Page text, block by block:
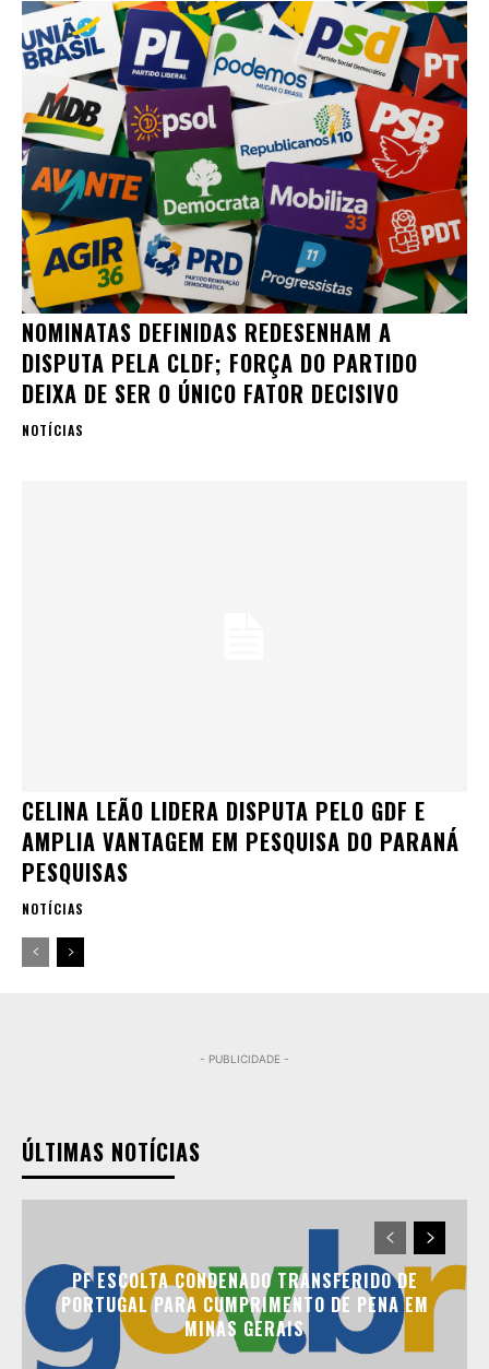
NOMINATAS DEFINIDAS REDESENHAM A
DISPUTA PELA CLDF; FORÇA DO PARTIDO
DEIXA DE SER O ÚNICO FATOR DECISIVO
NOTÍCIAS
CELINA LEÃO LIDERA DISPUTA PELO GDF E
AMPLIA VANTAGEM EM PESQUISA DO PARANÁ
PESQUISAS
NOTÍCIAS
- PUBLICIDADE -
ÚLTIMAS NOTÍCIAS
PF ESCOLTA CONDENADO TRANSFERIDO DE
PORTUGAL PARA CUMPRIMENTO DE PENA EM
MINAS GERAIS